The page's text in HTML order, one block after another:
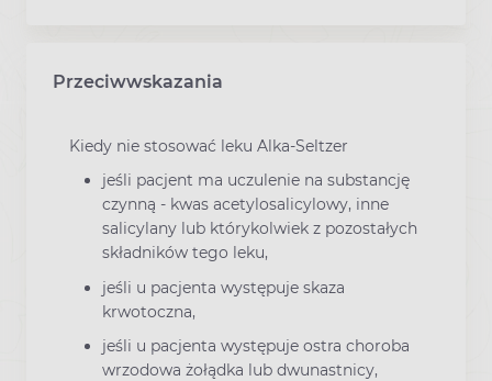
Przeciwwskazania
Kiedy nie stosować leku Alka-Seltzer
jeśli pacjent ma uczulenie na substancję
czynną - kwas acetylosalicylowy, inne
salicylany lub którykolwiek z pozostałych
składników tego leku,
jeśli u pacjenta występuje skaza
krwotoczna,
jeśli u pacjenta występuje ostra choroba
wrzodowa żołądka lub dwunastnicy,